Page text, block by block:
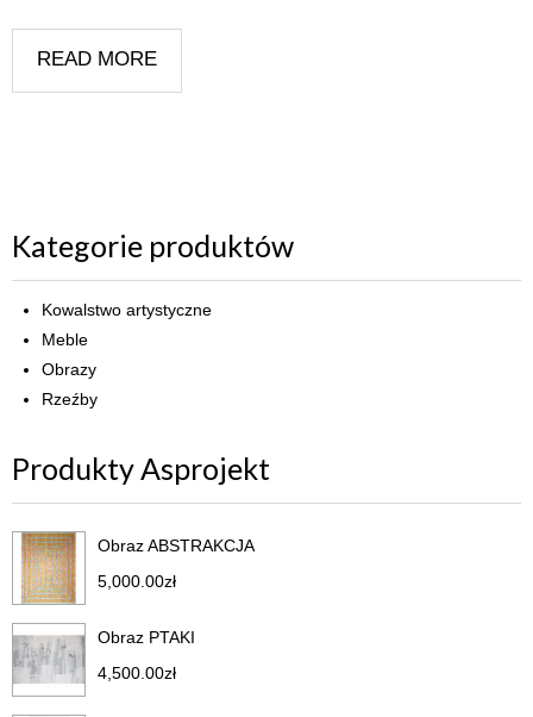
READ MORE
Kategorie produktów
Kowalstwo artystyczne
Meble
Obrazy
Rzeźby
Produkty Asprojekt
Obraz ABSTRAKCJA
5,000.00zł
Obraz PTAKI
4,500.00zł